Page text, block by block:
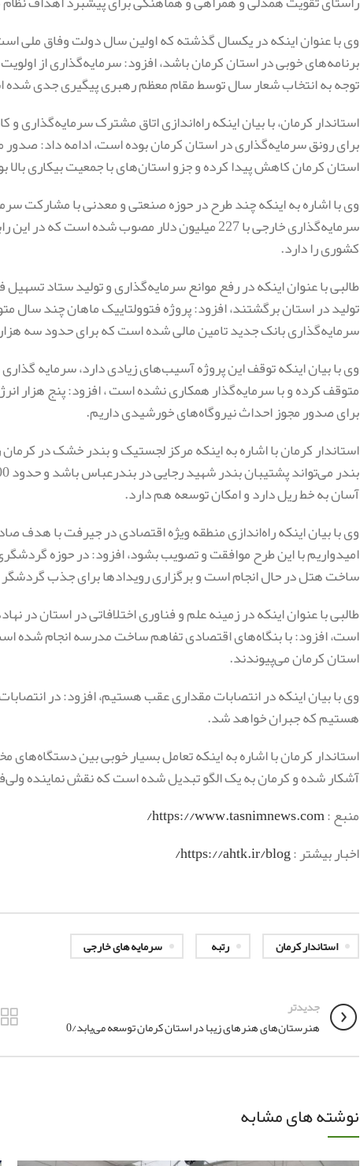
وی با عنوان اینکه در یکسال گذشته که اولین سال دولت وفاق ملی
برنامه‌های خوبی در استان کرمان باشد، افزود: سرمایه‌گذاری از
توجه به انتخاب شعار سال توسط مقام معظم رهبری پیگیری جدی
استاندار کرمان، با بیان اینکه راه‌اندازی اتاق مشترک سرمایه‌گذاری
استان کرمان کاهش پیدا کرده و جزو استان‌های با جمعیت بیکاری
وی با اشاره به اینکه چند طرح در حوزه صنعتی و معدنی با مشارکت
سرمایه‌گذاری خارجی با 227 میلیون دلار مصوب
کشوری را دارد.
تولید در استان برگشتند، افزود: پروژه فتوولتاییک ماهان چند
سرمایه‌گذاری بانک جدید تامین مالی شده است که برای حدود سه هزار
وی با بیان اینکه توقف این پروژه آسیب‌های زیادی دارد، سرمایه
متوقف کرده و با سرمایه‌گذار همکاری نشده است ، افزود: پنج هزار
برای صدور مجوز احداث نیروگاه‌های خورشیدی داریم.
استاندار کرمان با اشاره به اینکه مرکز لجستیک و بندر خشک در
آسان به خط ریل دارد و امکان توسعه هم دارد.
وی با بیان اینکه راه‌اندازی منطقه ویژه اقتصادی در جیرفت با هدف
امیدواریم با این طرح موافقت و تصویب بشود، افزود: در حوزه
ساخت هتل در حال انجام است و برگزاری رویدادها برای جذب گردشگر
طالبی با عنوان اینکه در زمینه علم و فناوری اختلافاتی در استان در
است، افزود: با بنگاه‌های اقتصادی تفاهم ساخت مدرسه انجام شده
استان کرمان می‌پیوندند.
وی با بیان اینکه در انتصابات مقداری عقب هستیم، افزود: در
هستیم که جبران خواهد شد.
استاندار کرمان با اشاره به اینکه تعامل بسیار خوبی بین
آشکار شده و کرمان به یک الگو تبدیل شده است که نقش نماینده
منبع :https://www.tasnimnews.com/
اخبار بیشتر :https://ahtk.ir/blog/
استاندار کرمان رتبه سرمایه های خارجی
جدیدتر
هنرستان‌های هنرهای زیبا در استان کرمان توسعه می‌یابد/0
نوشته های مشابه